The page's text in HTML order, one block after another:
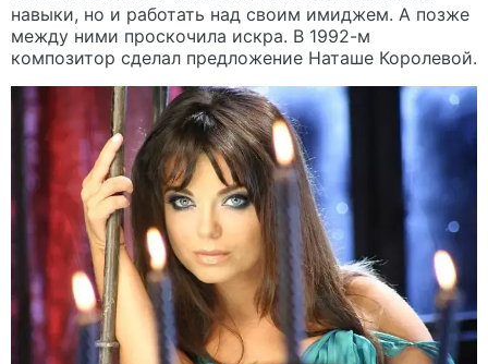
навыки, но и работать над своим имиджем. А позже
между ними проскочила искра. В 1992-м
композитор сделал предложение Наташе Королевой.